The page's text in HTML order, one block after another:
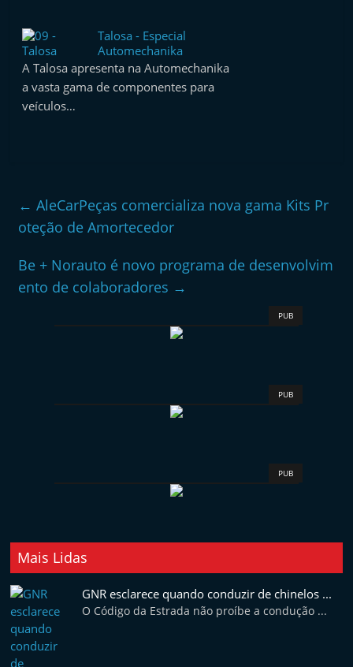
t
u
g
Talosa - Especial
Automechanika
A Talosa apresenta na Automechanika
a vasta gama de componentes para
veículos…
← AleCarPeças comercializa nova gama Kits Pr
oteção de Amortecedor
Be + Norauto é novo programa de desenvolvim
ento de colaboradores →
PUB
PUB
PUB
Mais Lidas
GNR esclarece quando conduzir de chinelos ...
O Código da Estrada não proíbe a condução ...